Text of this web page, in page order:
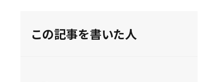
この記事を書いた人